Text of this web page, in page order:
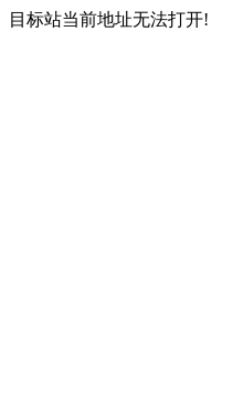
目标站当前地址无法打开!